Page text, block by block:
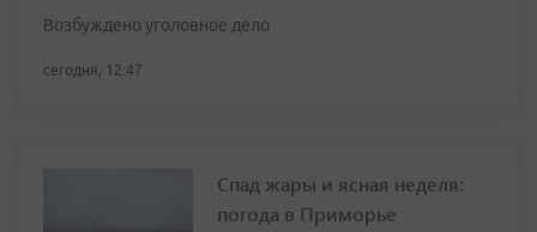
Возбуждено уголовное дело
сегодня, 12:47
Спад жары и ясная неделя:
погода в Приморье